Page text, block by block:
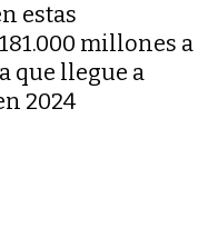
estas
millones a
que llegue a
2024